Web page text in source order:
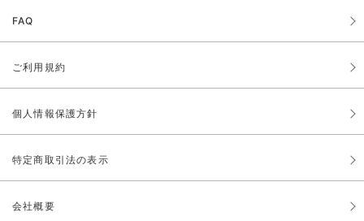
FAQ
ご利用規約
個人情報保護方針
特定商取引法の表示
会社概要